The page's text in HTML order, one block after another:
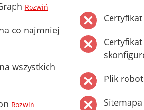
Rozwiń
co najmniej
wszystkich
Rozwiń
Certyfikat
Plik